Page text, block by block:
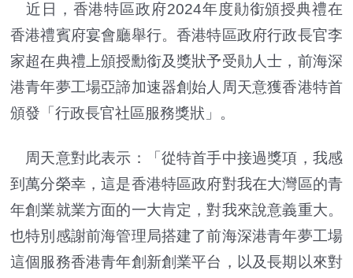
近日，香港特區政府2024年度勛銜頒授典禮在
香港禮賓府宴會廳舉行。香港特區政府行政長官李
家超在典禮上頒授勳銜及獎狀予受勛人士，前海深
港青年夢工場亞諦加速器創始人周天意獲香港特首
頒發「行政長官社區服務獎狀」。
周天意對此表示：「從特首手中接過獎項，我感
到萬分榮幸，這是香港特區政府對我在大灣區的青
年創業就業方面的一大肯定，對我來說意義重大。
也特別感謝前海管理局搭建了前海深港青年夢工場
這個服務香港青年創新創業平台，以及長期以來對